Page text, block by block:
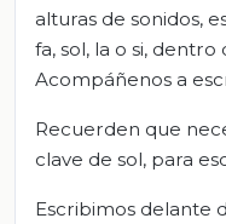
alturas de sonidos,
fa, sol, la o si,
Acompáñenos a
Recuerden que
clave de sol, para
Escribimos delante